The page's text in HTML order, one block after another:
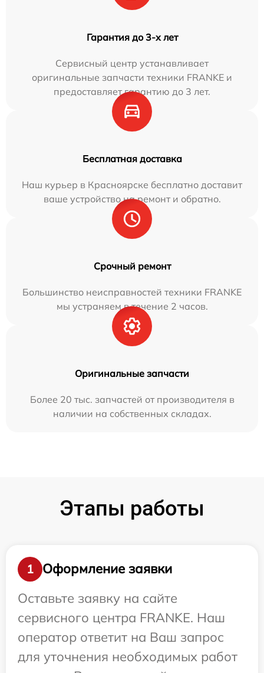
Гарантия до 3-х лет
Сервисный центр устанавливает
оригинальные запчасти техники FRANKE и
предоставляет гарантию до 3 лет.
Бесплатная доставка
Наш курьер в Красноярске бесплатно доставит
ваше устройство на ремонт и обратно.
Срочный ремонт
Большинство неисправностей техники FRANKE
мы устраняем в течение 2 часов.
Оригинальные запчасти
Более 20 тыс. запчастей от производителя в
наличии на собственных складах.
Этапы работы
1
Оформление заявки
Оставьте заявку на сайте
сервисного центра FRANKE. Наш
оператор ответит на Ваш запрос
для уточнения необходимых работ